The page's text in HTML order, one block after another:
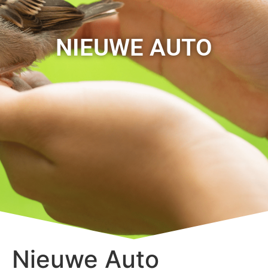
NIEUWE AUTO
Nieuwe Auto